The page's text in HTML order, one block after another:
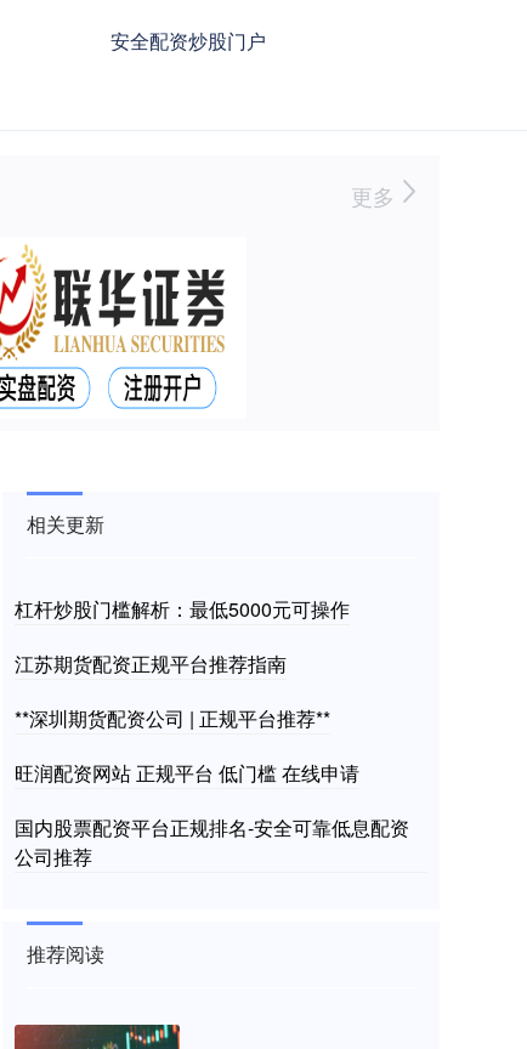
安全配资炒股门户
更多
相关更新
杠杆炒股门槛解析：最低5000元可操作
江苏期货配资正规平台推荐指南
**深圳期货配资公司 | 正规平台推荐**
旺润配资网站 正规平台 低门槛 在线申请
国内股票配资平台正规排名-安全可靠低息配资
公司推荐
推荐阅读